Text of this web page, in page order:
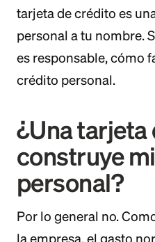
tarjeta de crédito es
personal a tu nombre.
es responsable, cómo
crédito personal.
¿Una tarjeta
construye
personal?
Por lo general no.
la empresa, el gasto